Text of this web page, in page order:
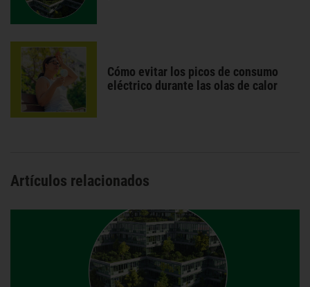
Cómo evitar los picos de consumo
eléctrico durante las olas de calor
Artículos relacionados